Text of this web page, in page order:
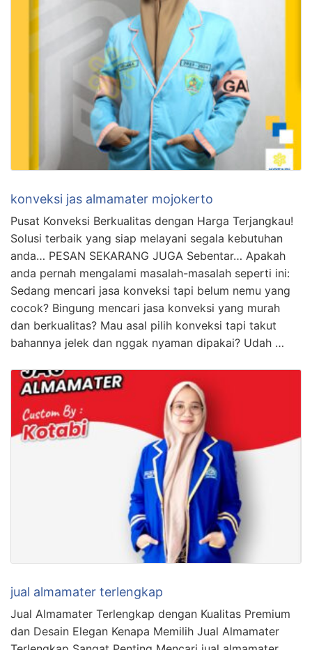
konveksi jas almamater mojokerto
Pusat Konveksi Berkualitas dengan Harga Terjangkau!
Solusi terbaik yang siap melayani segala kebutuhan
anda… PESAN SEKARANG JUGA Sebentar… Apakah
anda pernah mengalami masalah-masalah seperti ini:
Sedang mencari jasa konveksi tapi belum nemu yang
cocok? Bingung mencari jasa konveksi yang murah
dan berkualitas? Mau asal pilih konveksi tapi takut
bahannya jelek dan nggak nyaman dipakai? Udah …
jual almamater terlengkap
Jual Almamater Terlengkap dengan Kualitas Premium
dan Desain Elegan Kenapa Memilih Jual Almamater